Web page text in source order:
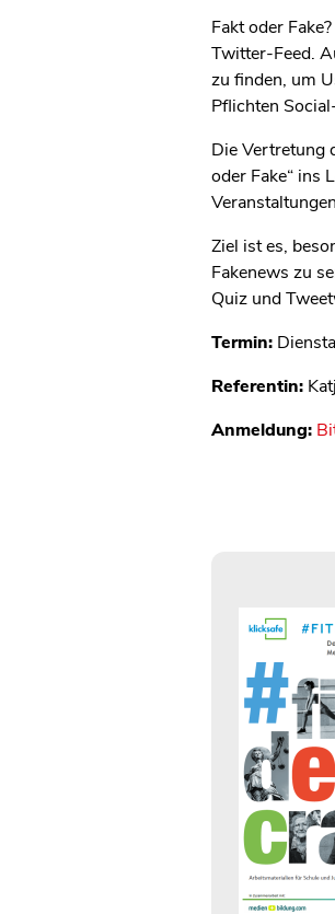
Fakt oder
Twitter-Feed.
zu finden, um
Pflichten
Die Vertretung
oder Fake“ ins
Ziel ist es,
Fakenews zu
Quiz und
Termin:
Referentin:
Anmeldung: